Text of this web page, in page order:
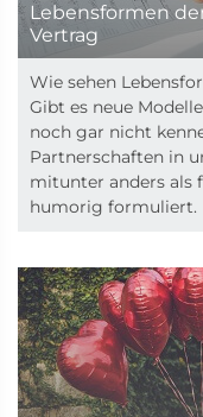
Lebensformen
Vertrag
Wie sehen
Gibt es neue
noch gar nicht
Partnerschaften in
mitunter anders als
humorig formuliert.